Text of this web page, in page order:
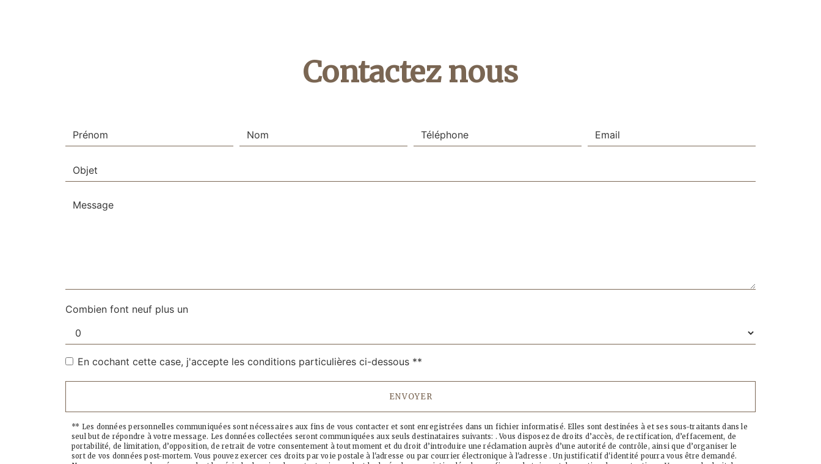
Contactez nous
Combien font neuf plus un
En cochant cette case, j'accepte les conditions particulières ci-dessous **
ENVOYER
** Les données personnelles communiquées sont nécessaires aux fins de vous contacter et sont enregistrées dans un fichier informatisé. Elles sont destinées à et ses sous-traitants dans le
seul but de répondre à votre message. Les données collectées seront communiquées aux seuls destinataires suivants: . Vous disposez de droits d’accès, de rectification, d’effacement, de
portabilité, de limitation, d’opposition, de retrait de votre consentement à tout moment et du droit d’introduire une réclamation auprès d’une autorité de contrôle, ainsi que d’organiser le
sort de vos données post-mortem. Vous pouvez exercer ces droits par voie postale à l'adresse ou par courrier électronique à l'adresse . Un justificatif d'identité pourra vous être demandé.